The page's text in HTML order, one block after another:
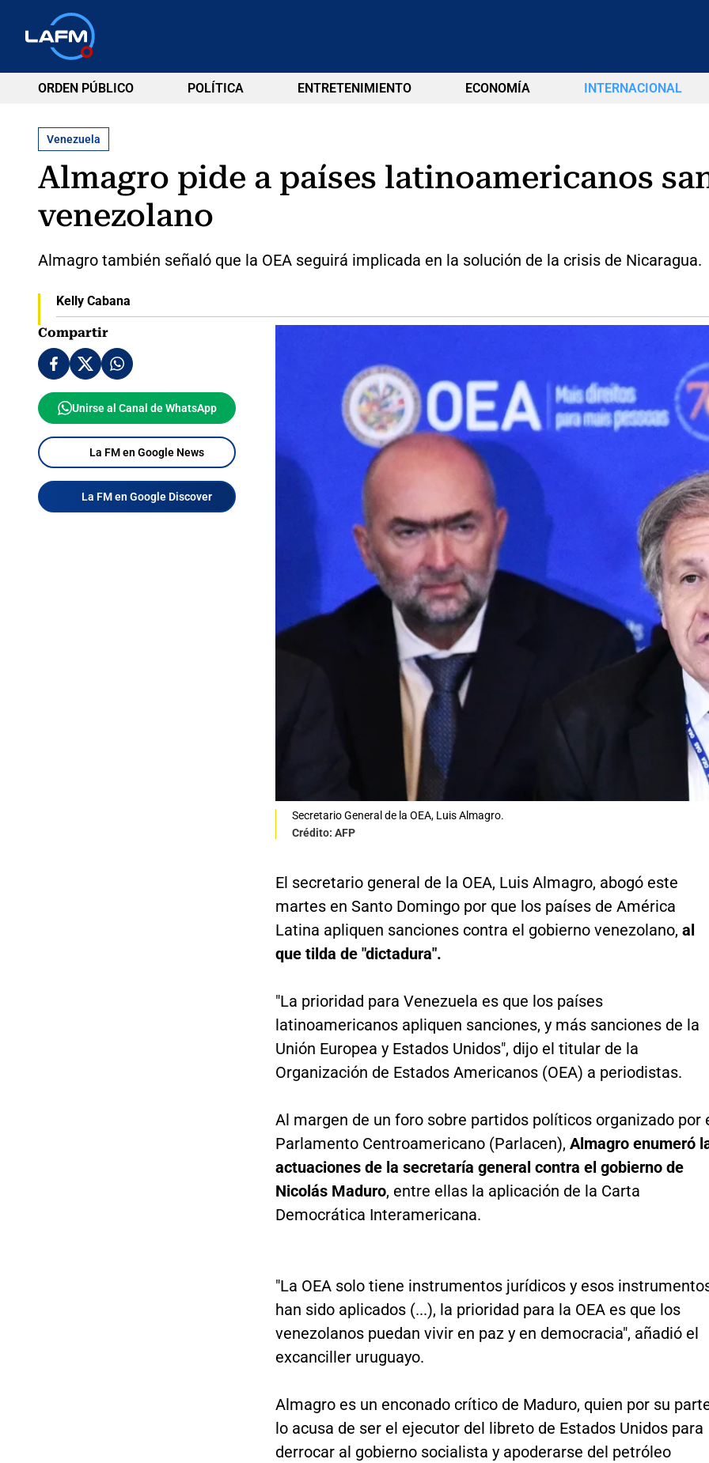
ORDEN PÚBLICO POLÍTICA ENTRETENIMIENTO ECONOMÍA INTERNACIONAL
Venezuela
Almagro pide a países latinoamericanos
venezolano
Almagro también señaló que la OEA seguirá implicada en la solución de la crisis de Nicaragua.
Kelly Cabana
Compartir
Unirse al Canal de WhatsApp
La FM en Google News
La FM en Google Discover
Secretario General de la OEA, Luis Almagro.
Crédito: AFP
El secretario general de la OEA, Luis Almagro, abogó este
martes en Santo Domingo por que los países de América
Latina apliquen sanciones contra el gobierno venezolano, al
que tilda de "dictadura".
"La prioridad para Venezuela es que los países
latinoamericanos apliquen sanciones, y más sanciones de la
Unión Europea y Estados Unidos", dijo el titular de la
Organización de Estados Americanos (OEA) a periodistas.
Al margen de un foro sobre partidos políticos organizado por
Parlamento Centroamericano (Parlacen), Almagro enumeró
actuaciones de la secretaría general contra el gobierno de
Nicolás Maduro, entre ellas la aplicación de la Carta
Democrática Interamericana.
"La OEA solo tiene instrumentos jurídicos y esos
han sido aplicados (...), la prioridad para la OEA es que los
venezolanos puedan vivir en paz y en democracia", añadió el
excanciller uruguayo.
Almagro es un enconado crítico de Maduro, quien por su
lo acusa de ser el ejecutor del libreto de Estados Unidos para
derrocar al gobierno socialista y apoderarse del petróleo